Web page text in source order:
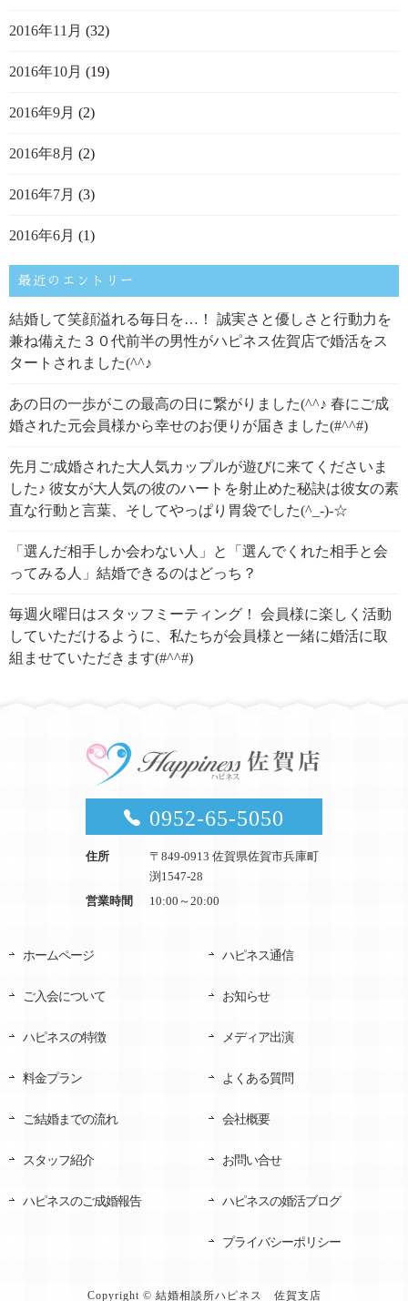
2016年11月 (32)
2016年10月 (19)
2016年9月 (2)
2016年8月 (2)
2016年7月 (3)
2016年6月 (1)
最近のエントリー
結婚して笑顔溢れる毎日を…！ 誠実さと優しさと行動力を
兼ね備えた３０代前半の男性がハピネス佐賀店で婚活をス
タートされました(^^♪
あの日の一歩がこの最高の日に繋がりました(^^♪ 春にご成
婚された元会員様から幸せのお便りが届きました(#^^#)
先月ご成婚された大人気カップルが遊びに来てくださいま
した♪ 彼女が大人気の彼のハートを射止めた秘訣は彼女の素
直な行動と言葉、そしてやっぱり胃袋でした(^_-)-☆
「選んだ相手しか会わない人」と「選んでくれた相手と会
ってみる人」結婚できるのはどっち？
毎週火曜日はスタッフミーティング！ 会員様に楽しく活動
していただけるように、私たちが会員様と一緒に婚活に取
組ませていただきます(#^^#)
0952-65-5050
住所
〒849-0913 佐賀県佐賀市兵庫町
渕1547-28
営業時間
10:00～20:00
ホームページ
ご入会について
ハピネスの特徴
料金プラン
ご結婚までの流れ
スタッフ紹介
ハピネスのご成婚報告
ハピネス通信
お知らせ
メディア出演
よくある質問
会社概要
お問い合せ
ハピネスの婚活ブログ
プライバシーポリシー
Copyright © 結婚相談所ハピネス 佐賀支店